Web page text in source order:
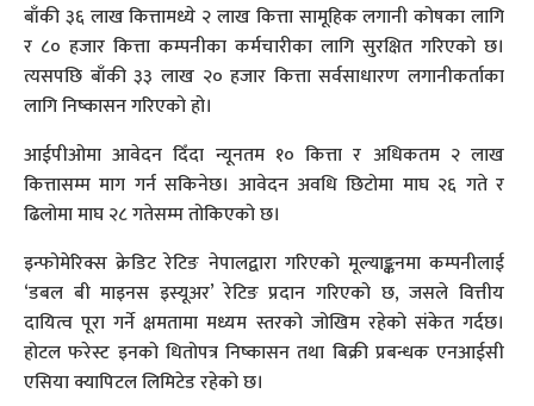
बाँकी ३६ लाख कित्तामध्ये २ लाख कित्ता सामूहिक लगानी कोषका लागि
र ८० हजार कित्ता कम्पनीका कर्मचारीका लागि सुरक्षित गरिएको छ।
त्यसपछि बाँकी ३३ लाख २० हजार कित्ता सर्वसाधारण लगानीकर्ताका
लागि निष्कासन गरिएको हो।
आईपीओमा आवेदन दिँदा न्यूनतम १० कित्ता र अधिकतम २ लाख
कित्तासम्म माग गर्न सकिनेछ। आवेदन अवधि छिटोमा माघ २६ गते र
ढिलोमा माघ २८ गतेसम्म तोकिएको छ।
इन्फोमेरिक्स क्रेडिट रेटिङ नेपालद्वारा गरिएको मूल्याङ्कनमा कम्पनीलाई
‘डबल बी माइनस इस्यूअर’ रेटिङ प्रदान गरिएको छ, जसले वित्तीय
दायित्व पूरा गर्ने क्षमतामा मध्यम स्तरको जोखिम रहेको संकेत गर्दछ।
होटल फरेस्ट इनको धितोपत्र निष्कासन तथा बिक्री प्रबन्धक एनआईसी
एसिया क्यापिटल लिमिटेड रहेको छ।